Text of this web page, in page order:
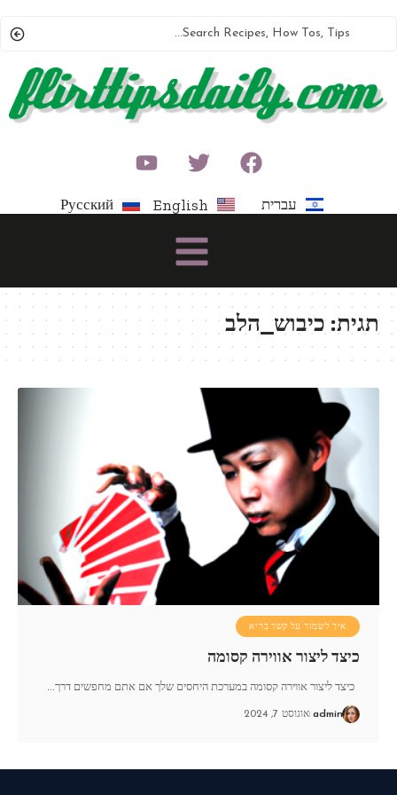
עברית English
Русский
תגית:כיבוש_הלב
איך לשמור על קשר בריא
כיצד ליצור אווירה קסומה
כיצד ליצור אווירה קסומה במערכת היחסים שלך אם אתם מחפשים דרך…
admin אוגוסט 7, 2024